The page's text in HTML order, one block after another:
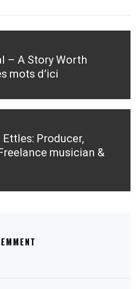
– A Story Worth
mots d’ici
Producer,
musician &